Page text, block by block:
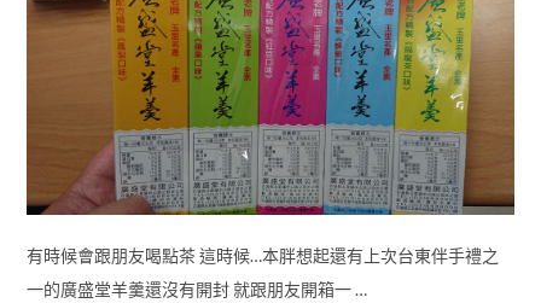
有時候會跟朋友喝點茶 這時候…本胖想起還有上次台東伴手禮之
一的廣盛堂羊羹還沒有開封 就跟朋友開箱一 …